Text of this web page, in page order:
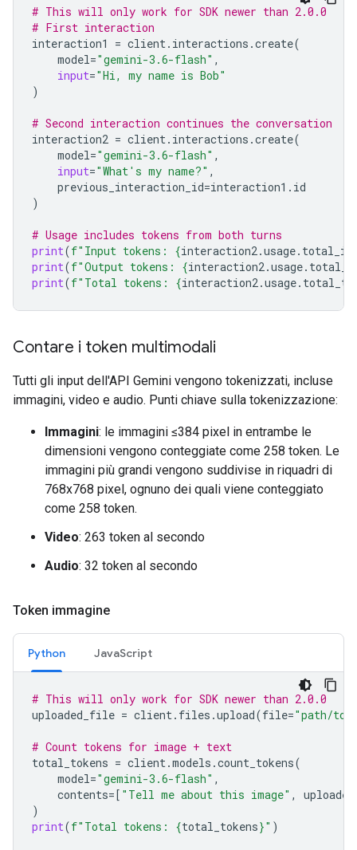
# This will only work for SDK newer than 2.0.0
# First interaction
interaction1
= client. interactions .create(
model="gemini-3.6-flash" ,
input="Hi, my name is Bob"
)
# Second interaction continues the conversation
interaction2 = client. interactions .create(
model="gemini-3.6-flash" ,
input="What's my name?" ,
previous_interaction_id=interaction1 . id
)
# Usage includes tokens from both turns
print(f"Input tokens: {interaction2.usage.
print(f"Output tokens: {interaction2.usage.
print(f"Total tokens: {interaction2.usage.
Contare i token multimodali
Tutti gli input dell'API Gemini vengono tokenizzati, incluse
immagini, video e audio. Punti chiave sulla tokenizzazione:
Immagini: le immagini ≤384 pixel in entrambe le
dimensioni vengono conteggiate come 258 token. Le
immagini più grandi vengono suddivise in riquadri di
768x768 pixel, ognuno dei quali viene conteggiato
come 258 token.
Video: 263 token al secondo
Audio: 32 token al secondo
Token immagine
Python JavaScript
# This will only work for SDK newer than 2.0.0
uploaded_file = client. files .upload(file="path/to/
# Count tokens for image + text
total_tokens = client.models .count_tokens(
model="gemini-3.6-flash" ,
contents=[ "Tell me about this image" ,
)
print(f"Total tokens: {total_tokens}" )